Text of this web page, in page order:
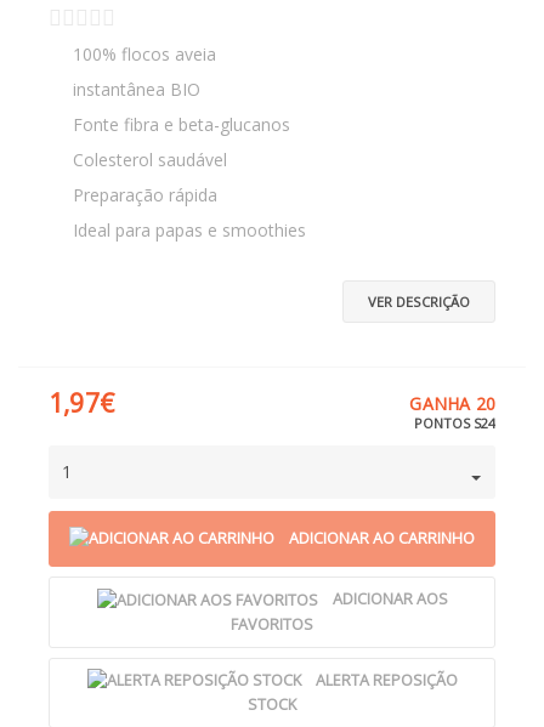
100% flocos aveia
instantânea BIO
Fonte fibra e beta-glucanos
Colesterol saudável
Preparação rápida
Ideal para papas e smoothies
VER DESCRIÇÃO
1,97€ GANHA 20
PONTOS S24
1
ADICIONAR AO CARRINHO
ADICIONAR AOS
FAVORITOS
ALERTA REPOSIÇÃO
STOCK